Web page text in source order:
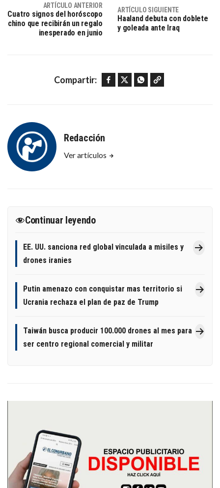
ARTÍCULO ANTERIOR
Cuatro signos del horóscopo
chino que recibirán un regalo
inesperado en junio
ARTÍCULO SIGUIENTE
Haaland debuta con doblete
y goleada ante Iraq
Compartir: Facebook Twitter WhatsApp Copy link
Redacción
Ver artículos
Continuar leyendo
EE. UU. sanciona red global vinculada a misiles y
drones iranies
Putin amenazo con conquistar mas territorio si
Ucrania rechaza el plan de paz de Trump
Taiwán busca producir 100.000 drones al mes para
ser centro regional comercial y militar